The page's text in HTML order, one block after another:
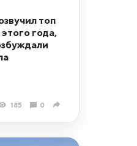
топ
года,
185 0